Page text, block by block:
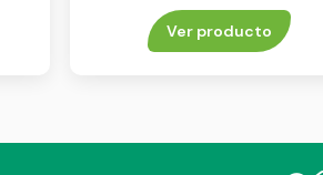
Ver producto